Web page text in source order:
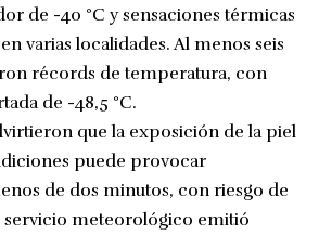
de -40 °C y sensaciones térmicas
varias localidades. Al menos seis
récords de temperatura, con
de -48,5 °C.
que la exposición de la piel
puede provocar
de dos minutos, con riesgo de
servicio meteorológico emitió